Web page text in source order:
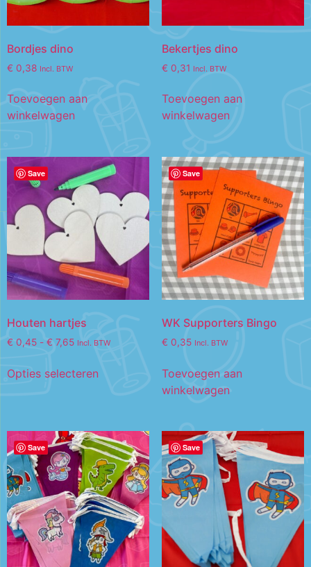
Bordjes dino
€ 0,38 Incl. BTW
Toevoegen aan
winkelwagen
Bekertjes dino
€ 0,31 Incl. BTW
Toevoegen aan
winkelwagen
Save
Houten hartjes
€ 0,45 - € 7,65 Incl. BTW
Opties selecteren
Save
WK Supporters Bingo
€ 0,35 Incl. BTW
Toevoegen aan
winkelwagen
Save Save